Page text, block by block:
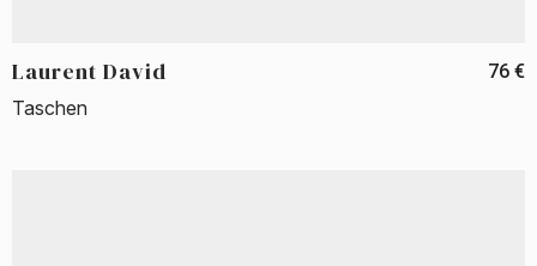
Laurent David 76 €
Taschen